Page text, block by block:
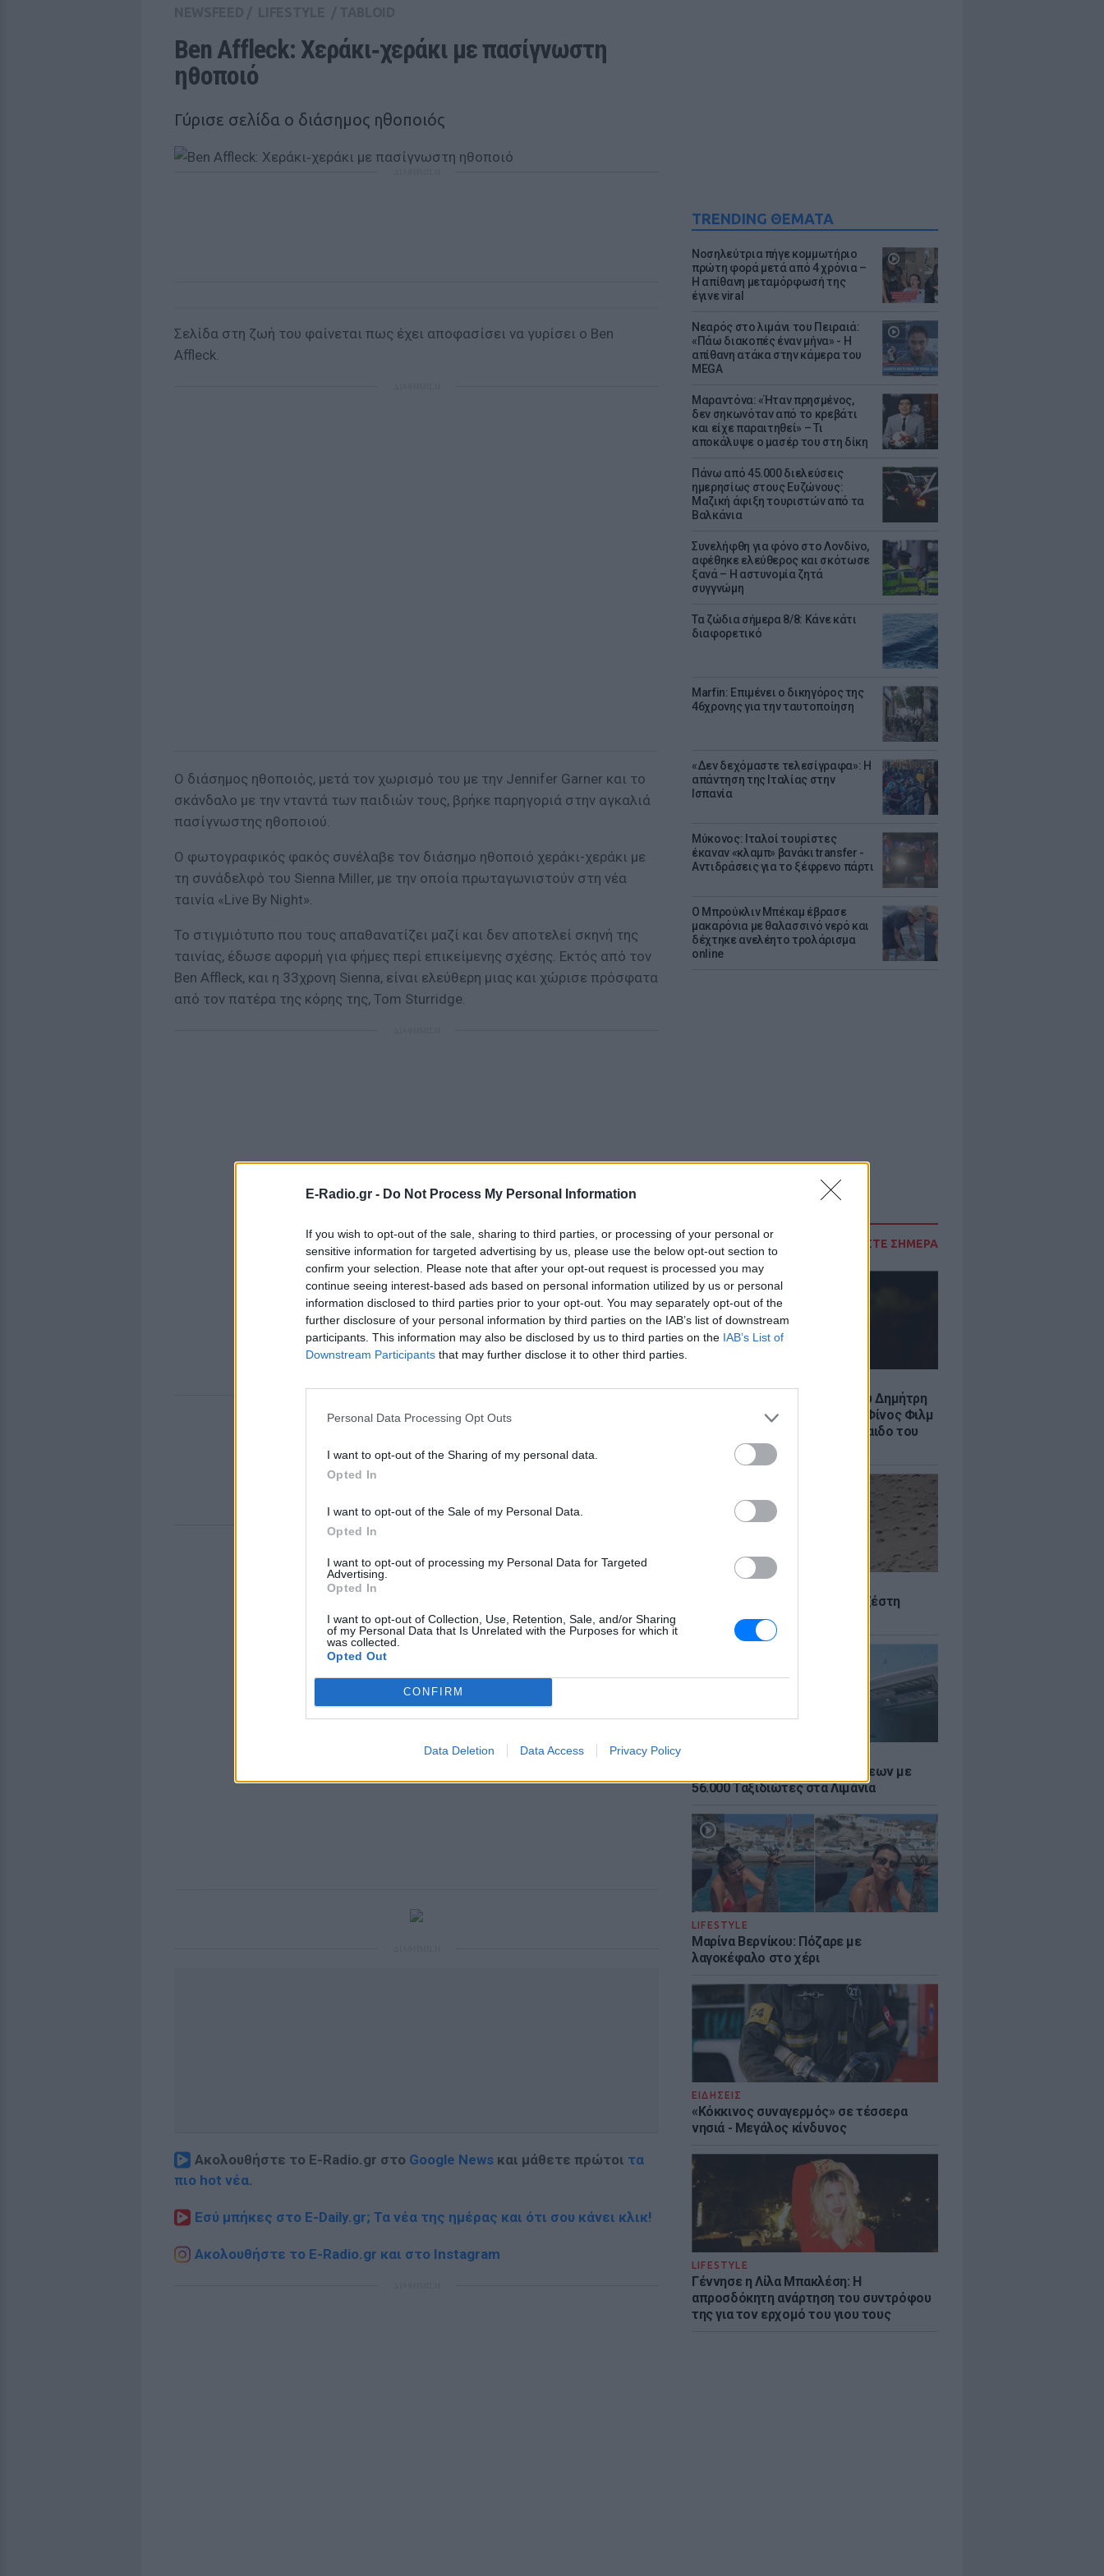
E-Radio.gr - Do Not Process My Personal Information
If you wish to opt-out of the sale, sharing to third parties, or processing of your personal or
sensitive information for targeted advertising by us, please use the below opt-out section to
confirm your selection. Please note that after your opt-out request is processed you may
continue seeing interest-based ads based on personal information utilized by us or personal
information disclosed to third parties prior to your opt-out. You may separately opt-out of the
further disclosure of your personal information by third parties on the IAB’s list of downstream
participants. This information may also be disclosed by us to third parties on the IAB’s List of
Downstream Participants that may further disclose it to other third parties.
Personal Data Processing Opt Outs
I want to opt-out of the Sharing of my personal data.
Opted In
I want to opt-out of the Sale of my Personal Data.
Opted In
I want to opt-out of processing my Personal Data for Targeted
Advertising.
Opted In
I want to opt-out of Collection, Use, Retention, Sale, and/or Sharing
of my Personal Data that Is Unrelated with the Purposes for which it
was collected.
Opted Out
CONFIRM
Data Deletion Data Access Privacy Policy
TRENDING ΘΕΜΑΤΑ
Νοσηλεύτρια πήγε κομμωτήριο
πρώτη φορά μετά από 4 χρόνια –
Η απίθανη μεταμόρφωσή της
έγινε viral
Νεαρός στο λιμάνι του Πειραιά:
«Πάω διακοπές έναν μήνα» - Η
απίθανη ατάκα στην κάμερα του
MEGA
Μαραντόνα: «Ήταν πρησμένος,
δεν σηκωνόταν από το κρεβάτι
και είχε παραιτηθεί» – Τι
αποκάλυψε ο μασέρ του στη δίκη
Πάνω από 45.000 διελεύσεις
ημερησίως στους Ευζώνους:
Μαζική άφιξη τουριστών από τα
Βαλκάνια
Συνελήφθη για φόνο στο Λονδίνο,
αφέθηκε ελεύθερος και σκότωσε
ξανά – Η αστυνομία ζητά
συγγνώμη
Τα ζώδια σήμερα 8/8: Κάνε κάτι
διαφορετικό
Marfin: Επιμένει ο δικηγόρος της
46χρονης για την ταυτοποίηση
«Δεν δεχόμαστε τελεσίγραφα»: Η
απάντηση της Ιταλίας στην
Ισπανία
Μύκονος: Ιταλοί τουρίστες
έκαναν «κλαμπ» βανάκι transfer -
Αντιδράσεις για το ξέφρενο πάρτι
Ο Μπρούκλιν Μπέκαμ έβρασε
μακαρόνια με θαλασσινό νερό και
δέχτηκε ανελέητο τρολάρισμα
online
ΔΙΑΒΑΣΤΕ ΣΗΜΕΡΑ
22 χρόνια από τον θάνατο του Δημήτρη
Παπαμιχαήλ: Η ανάρτηση της Φίνος Φιλμ
για το «γοητευτικό λεβεντόπαιδο του
ελληνικού σινεμά»
Καιρός: Πού θα «χτυπήσει» η ζέστη
Αύγουστος: Ρεκόρ Αναχωρήσεων με
56.000 Ταξιδιώτες στα Λιμάνια
LIFESTYLE
Μαρίνα Βερνίκου: Πόζαρε με
λαγοκέφαλο στο χέρι
ΕΙΔΗΣΕΙΣ
«Κόκκινος συναγερμός» σε τέσσερα
νησιά - Μεγάλος κίνδυνος
LIFESTYLE
Γέννησε η Λίλα Μπακλέση: Η
απροσδόκητη ανάρτηση του συντρόφου
της για τον ερχομό του γιου τους
Ben Affleck: Χεράκι‑χεράκι με πασίγνωστη
ηθοποιό
Γύρισε σελίδα ο διάσημος ηθοποιός
Σελίδα στη ζωή του φαίνεται πως έχει αποφασίσει να γυρίσει ο Ben
Affleck.
Ο διάσημος ηθοποιός, μετά τον χωρισμό του με την Jennifer Garner και το
σκάνδαλο με την νταντά των παιδιών τους, βρήκε παρηγοριά στην αγκαλιά
πασίγνωστης ηθοποιού.
Ο φωτογραφικός φακός συνέλαβε τον διάσημο ηθοποιό χεράκι-χεράκι με
τη συνάδελφό του Sienna Miller, με την οποία πρωταγωνιστούν στη νέα
ταινία «Live By Night».
Το στιγμιότυπο που τους απαθανατίζει μαζί και δεν αποτελεί σκηνή της
ταινίας, έδωσε αφορμή για φήμες περί επικείμενης σχέσης. Εκτός από τον
Ben Affleck, και η 33χρονη Sienna, είναι ελεύθερη μιας και χώρισε πρόσφατα
από τον πατέρα της κόρης της, Tom Sturridge.
Ακολουθήστε το E-Radio.gr στο Google News και μάθετε πρώτοι τα
πιο hot νέα.
Εσύ μπήκες στο E-Daily.gr; Τα νέα της ημέρας και ότι σου κάνει κλικ!
Ακολουθήστε το E-Radio.gr και στο Instagram